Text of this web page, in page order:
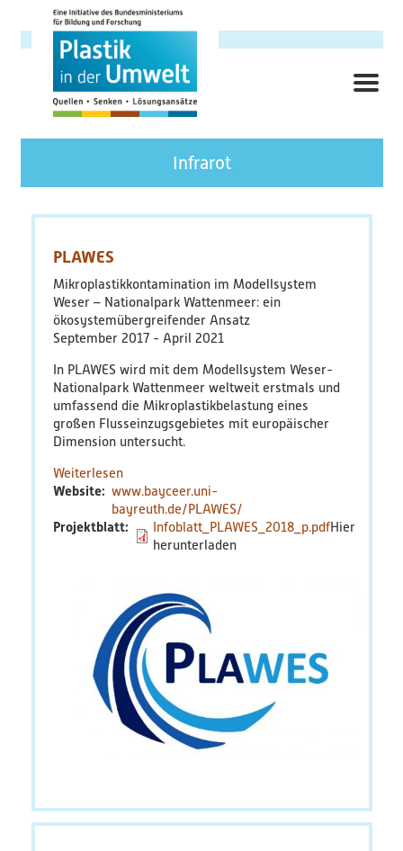
zum
Inhalt
Forschungsschwerpunkt
Themenbereiche
Querschnittsthemen
AnsprechpartnerInnen
PlastikNet
Verbundprojekte
Übersicht
Veranstaltungen
Publikationen
Bildungsmaterialien
Infrarot
PLAWES
Mikroplastikkontamination im Modellsystem
Weser – Nationalpark Wattenmeer: ein
ökosystemübergreifender Ansatz
September 2017
April 2021
In PLAWES wird mit dem Modellsystem Weser-
Nationalpark Wattenmeer weltweit erstmals und
umfassend die Mikroplastikbelastung eines
großen Flusseinzugsgebietes mit europäischer
Dimension untersucht.
Weiterlesenüber
PLAWES
Website
www.bayceer.uni-
bayreuth.de/PLAWES/
Projektblatt
Infoblatt_PLAWES_2018_p.pdf